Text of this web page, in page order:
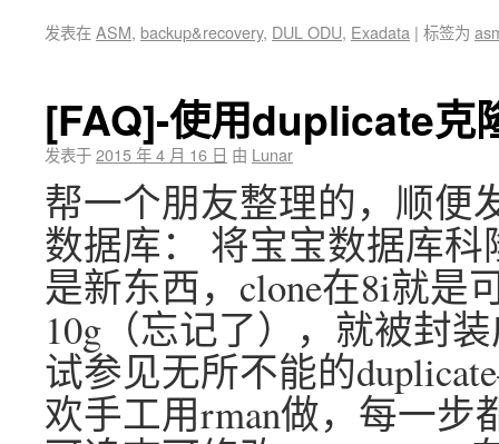
发表在ASM, backup&recovery, DUL ODU, Exadata | 标签为
[FAQ]-使用duplicate克
发表于2015 年 4 月 16 日 由 Lunar
帮一个朋友整理的，顺便
数据库： 将宝宝数据库
是新东西，clone在8i就是
10g（忘记了），就被封
试参见无所不能的
欢手工用rman做，每一